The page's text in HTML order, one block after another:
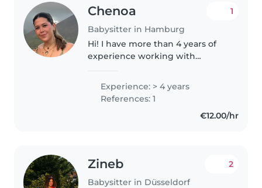
Chenoa
Babysitter in Hamburg
1
Hi! I have more than 4 years of
experience working with
creating fun, creative and
educational activities. I've also
taught English and worked as..
Experience: > 4 years
References: 1
€12.00/hr
Zineb
Babysitter in Düsseldorf
2